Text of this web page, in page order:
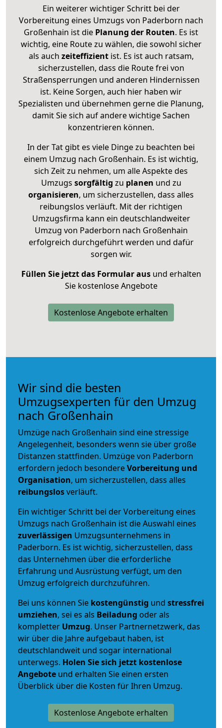
Ein weiterer wichtiger Schritt bei der
Vorbereitung eines Umzugs von Paderborn nach
Großenhain ist die Planung der Routen. Es ist
wichtig, eine Route zu wählen, die sowohl sicher
als auch zeiteffizientist. Es ist auch ratsam,
sicherzustellen, dass die Route frei von
Straßensperrungen und anderen Hindernissen
ist. Keine Sorgen, auch hier haben wir
Spezialisten und übernehmen gerne die Planung,
damit Sie sich auf andere wichtige Sachen
konzentrieren können.
In der Tat gibt es viele Dinge zu beachten bei
einem Umzug nach Großenhain. Es ist wichtig,
sich Zeit zu nehmen, um alle Aspekte des
Umzugs sorgfältig zu planen und zu
organisieren, um sicherzustellen, dass alles
reibungslos verläuft. Mit der richtigen
Umzugsfirma kann ein deutschlandweiter
Umzug von Paderborn nach Großenhain
erfolgreich durchgeführt werden und dafür
sorgen wir.
Füllen Sie jetzt das Formular ausund erhalten
Sie kostenlose Angebote
Kostenlose Angebote erhalten
Wir sind die besten
Umzugsexperten für den Umzug
nach Großenhain
Umzüge nach Großenhain sind eine stressige
Angelegenheit, besonders wenn sie über große
Distanzen stattfinden. Umzüge von Paderborn
erfordern jedoch besondereVorbereitung und
Organisation, um sicherzustellen, dass alles
reibungslosverläuft.
Ein wichtiger Schritt bei der Vorbereitung eines
Umzugs nach Großenhain ist die Auswahl eines
zuverlässigen Umzugsunternehmens in
Paderborn. Es ist wichtig, sicherzustellen, dass
das Unternehmen über die erforderliche
Erfahrung und Ausrüstung verfügt, um den
Umzug erfolgreich durchzuführen.
Bei uns können Sie kostengünstig und stressfrei
umziehen, sei es als Beiladung oder als
kompletter Umzug. Unser Partnernetzwerk, das
wir über die Jahre aufgebaut haben, ist
deutschlandweit und sogar international
unterwegs. Holen Sie sich jetzt kostenlose
Angebote und erhalten Sie einen ersten
Überblick über die Kosten für Ihren Umzug.
Kostenlose Angebote erhalten